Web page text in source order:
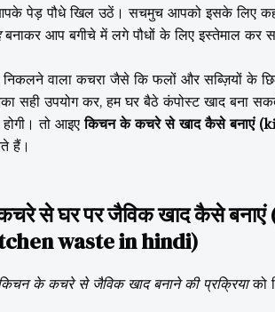
पेड़ पौधे खिल उठें। सचमुच आपको इसके लिए
बनाकर आप बगीचे में लगे पौधों के लिए इस्तेमाल कर
वाला कचरा जैसे कि फलों और सब्ज़ियों के
सही उपयोग कर, हम घर बैठे कंपोस्ट खाद बना
तो आइएकिचन के कचरे से खाद कैसे बनाएं
हैं।
से घर पर जैविक खाद कैसे
waste in hindi)
के कचरे से जैविक खाद बनाने की प्रक्रियाको